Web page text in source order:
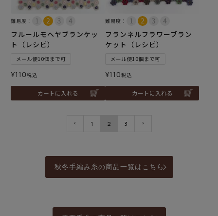
難易度：
フルールモヘヤブランケッ
ト（レシピ）
メール便10個まで可
¥110税込
カートに入れる
難易度：
フランネルフラワーブラン
ケット（レシピ）
メール便10個まで可
¥110税込
カートに入れる
1 2 3
秋冬手編み糸の商品一覧はこちら